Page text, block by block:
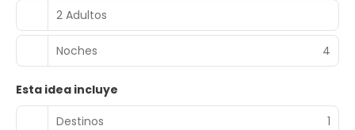
2 Adultos
Noches 4
Esta idea incluye
Destinos
1